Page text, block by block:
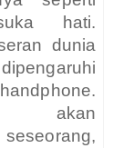
hati.
dunia
akan